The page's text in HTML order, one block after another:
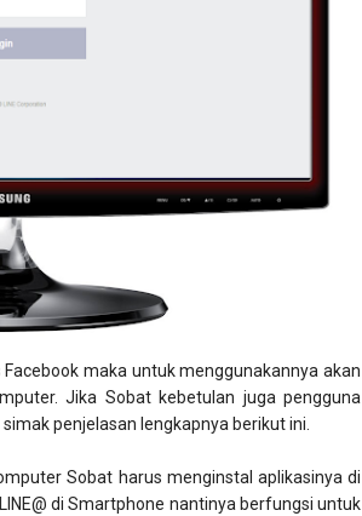
maka untuk menggunakannya akan
Jika Sobat kebetulan juga pengguna
penjelasan lengkapnya berikut ini.
Sobat harus menginstal aplikasinya di
di Smartphone nantinya berfungsi untuk